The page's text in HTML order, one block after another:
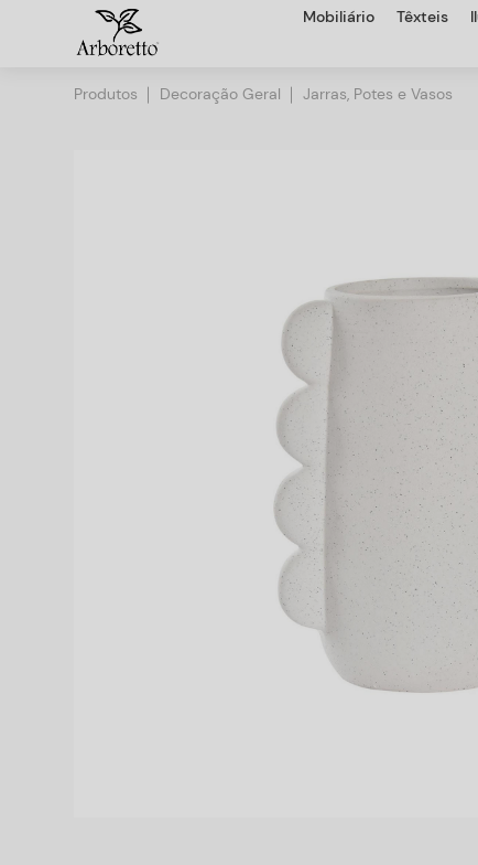
Mobiliário Têxteis
Produtos Decoração Geral Jarras, Potes e Vasos